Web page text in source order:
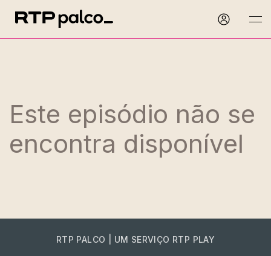
Este episódio não se
encontra disponível
RTP PALCO | UM SERVIÇO RTP PLAY